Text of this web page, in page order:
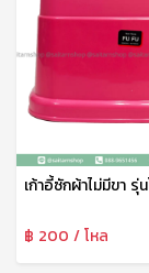
฿ 200 / โหล